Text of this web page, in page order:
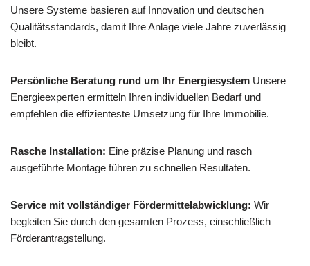
Unsere Systeme basieren auf Innovation und deutschen
Qualitätsstandards, damit Ihre Anlage viele Jahre zuverlässig
bleibt.
Persönliche Beratung rund um Ihr Energiesystem Unsere
Energieexperten ermitteln Ihren individuellen Bedarf und
empfehlen die effizienteste Umsetzung für Ihre Immobilie.
Rasche Installation: Eine präzise Planung und rasch
ausgeführte Montage führen zu schnellen Resultaten.
Service mit vollständiger Fördermittelabwicklung: Wir
begleiten Sie durch den gesamten Prozess, einschließlich
Förderantragstellung.